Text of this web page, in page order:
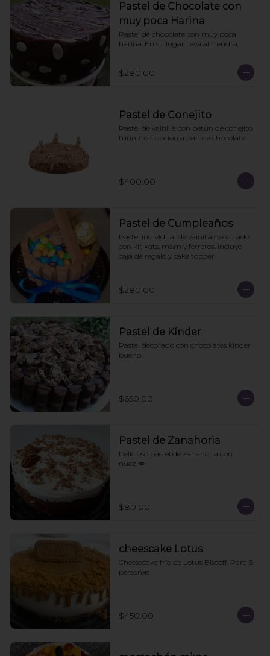
Pastel de Chocolate con
muy poca Harina
Pastel de chocolate con muy poca
harina. En su lugar lleva almendra.
$280.00
Pastel de Conejito
Pastel de vainilla con betún de conejito
turín. Con opción a pan de chocolate
$400.00
Pastel de Cumpleaños
Pastel individual de vainilla decotrado
con kit kats, m&m y ferreros. Incluye
caja de regalo y cake topper
$280.00
Pastel de Kínder
Pastel decorado con chocolates kinder
bueno.
$650.00
Pastel de Zanahoria
Delicioso pastel de zanahoria con
nuez.🥕
$80.00
cheescake Lotus
Cheesecake frío de Lotus Biscoff. Para 5
personas
$450.00